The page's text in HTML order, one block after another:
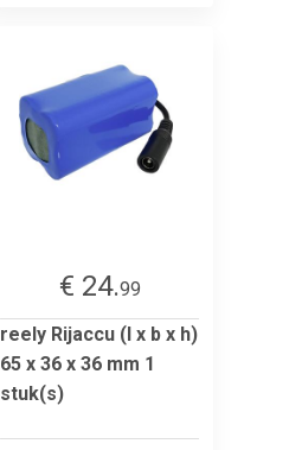
€ 24.99
reely Rijaccu (l x b x h)
65 x 36 x 36 mm 1
stuk(s)